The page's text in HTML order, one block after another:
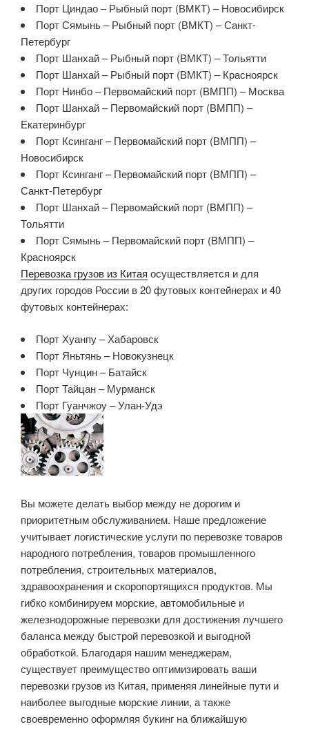
Порт Циндао – Рыбный порт (ВМКТ) – Новосибирск
Порт Сямынь – Рыбный порт (ВМКТ) – Санкт-
Петербург
Порт Шанхай – Рыбный порт (ВМКТ) – Тольятти
Порт Шанхай – Рыбный порт (ВМКТ) – Красноярск
Порт Нинбо – Первомайский порт (ВМПП) – Москва
Порт Шанхай – Первомайский порт (ВМПП) –
Екатеринбург
Порт Ксинганг – Первомайский порт (ВМПП) –
Новосибирск
Порт Ксинганг – Первомайский порт (ВМПП) –
Санкт-Петербург
Порт Шанхай – Первомайский порт (ВМПП) –
Тольятти
Порт Сямынь – Первомайский порт (ВМПП) –
Красноярск
Перевозка грузов из Китая осуществляется и для
других городов России в 20 футовых контейнерах и 40
футовых контейнерах:
Порт Хуанпу – Хабаровск
Порт Яньтянь – Новокузнецк
Порт Чунцин – Батайск
Порт Тайцан – Мурманск
Порт Гуанчжоу – Улан-Удэ
Вы можете делать выбор между не дорогим и
приоритетным обслуживанием. Наше предложение
учитывает логистические услуги по перевозке товаров
народного потребления, товаров промышленного
потребления, строительных материалов,
здравоохранения и скоропортящихся продуктов. Мы
гибко комбинируем морские, автомобильные и
железнодорожные перевозки для достижения лучшего
баланса между быстрой перевозкой и выгодной
обработкой. Благодаря нашим менеджерам,
существует преимущество оптимизировать ваши
перевозки грузов из Китая, применяя линейные пути и
наиболее выгодные морские линии, а также
своевременно оформляя букинг на ближайшую